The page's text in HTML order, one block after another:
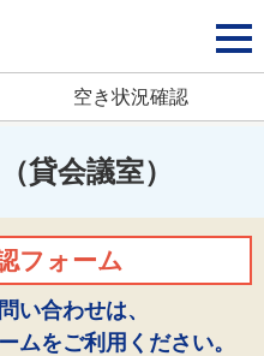
空き状況確認
貸会議室）
フォーム
い合わせは、
ムをご利用ください。